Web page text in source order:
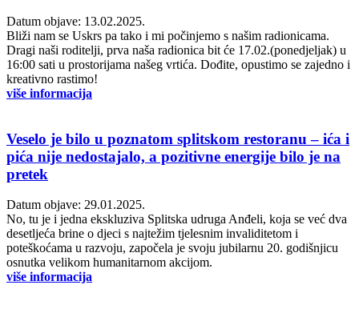
Datum objave: 13.02.2025.
Bliži nam se Uskrs pa tako i mi počinjemo s našim radionicama.
Dragi naši roditelji, prva naša radionica bit će 17.02.(ponedjeljak) u
16:00 sati u prostorijama našeg vrtića. Dođite, opustimo se zajedno i
kreativno rastimo!
više informacija
Veselo je bilo u poznatom splitskom restoranu – ića i
pića nije nedostajalo, a pozitivne energije bilo je na
pretek
Datum objave: 29.01.2025.
No, tu je i jedna ekskluziva Splitska udruga Anđeli, koja se već dva
desetljeća brine o djeci s najtežim tjelesnim invaliditetom i
poteškoćama u razvoju, započela je svoju jubilarnu 20. godišnjicu
osnutka velikom humanitarnom akcijom.
više informacija